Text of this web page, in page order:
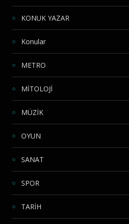
KONUK YAZAR
Konular
METRO
MİTOLOJİ
MÜZİK
OYUN
SANAT
SPOR
TARİH